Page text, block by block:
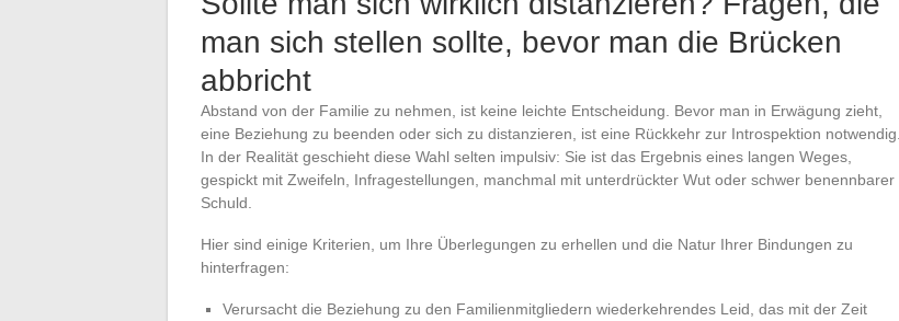
man sich stellen sollte, bevor man die Brücken
abbricht
Abstand von der Familie zu nehmen, ist keine leichte Entscheidung. Bevor man in Erwägung zieht,
eine Beziehung zu beenden oder sich zu distanzieren, ist eine Rückkehr zur Introspektion notwendig.
In der Realität geschieht diese Wahl selten impulsiv: Sie ist das Ergebnis eines langen Weges,
gespickt mit Zweifeln, Infragestellungen, manchmal mit unterdrückter Wut oder schwer benennbarer
Schuld.
Hier sind einige Kriterien, um Ihre Überlegungen zu erhellen und die Natur Ihrer Bindungen zu
hinterfragen:
Verursacht die Beziehung zu den Familienmitgliedern wiederkehrendes Leid, das mit der Zeit